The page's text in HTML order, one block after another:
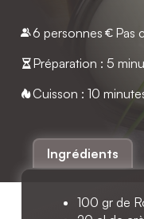
6 personnes Pas
Préparation : 5
Cuisson : 10
Ingrédients
100 gr de